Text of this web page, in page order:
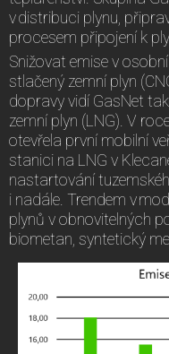
v distribuci plynu,
procesem připojení k
Snižovat emise v
stlačený zemní plyn
dopravy vidí GasNet
zemní plyn (LNG). V
otevřela první mobilní
stanici na LNG v
nastartování
i nadále. Trendem v
plynů v obnovitelných
biometan, syntetický